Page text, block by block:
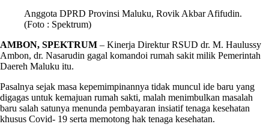
Anggota DPRD Provinsi Maluku, Rovik Akbar Afifudin.
(Foto : Spektrum)
AMBON, SPEKTRUM – Kinerja Direktur RSUD dr. M. Haulussy
Ambon, dr. Nasarudin gagal komandoi rumah sakit milik Pemerintah
Daereh Maluku itu.
Pasalnya sejak masa kepemimpinannya tidak muncul ide baru yang
digagas untuk kemajuan rumah sakti, malah menimbulkan masalah
baru salah satunya menunda pembayaran insiatif tenaga kesehatan
khusus Covid- 19 serta memotong hak tenaga kesehatan.